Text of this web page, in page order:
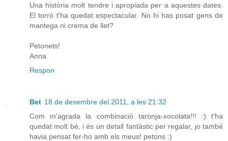
Una història molt tendre i apropiada per a aquestes dates.
El torró t'ha quedat espectacular. No hi has posat gens de
mantega ni crema de llet?
Petonets!
Anna
Respon
Bet 18 de desembre del 2011, a les 21:32
Com m'agrada la combinació taronja-xocolata!!! :) t'ha
quedat molt bé, i és un detall fantàstic per regalar, jo també
havia pensat fer-ho amb els meus! petons :)